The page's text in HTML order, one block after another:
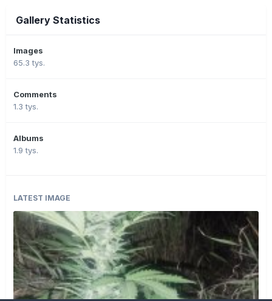
Gallery Statistics
Images
65.3 tys.
Comments
1.3 tys.
Albums
1.9 tys.
LATEST IMAGE